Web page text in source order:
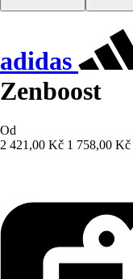
adidas
Zenboost
Od
2 421,00 Kč 1 758,00 Kč